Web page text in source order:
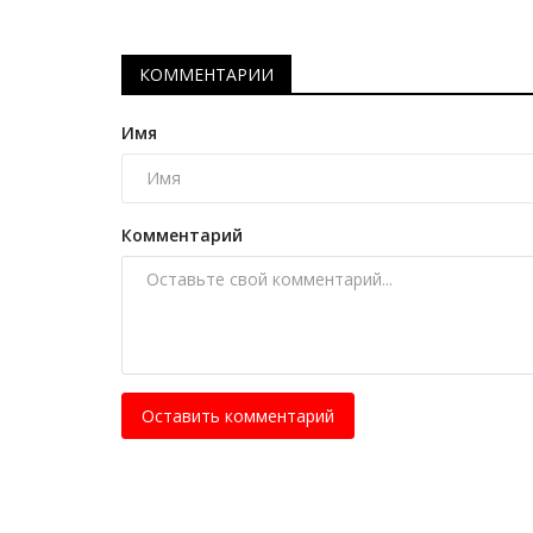
КОММЕНТАРИИ
Имя
Комментарий
Оставить комментарий
Июнь 6, 2026